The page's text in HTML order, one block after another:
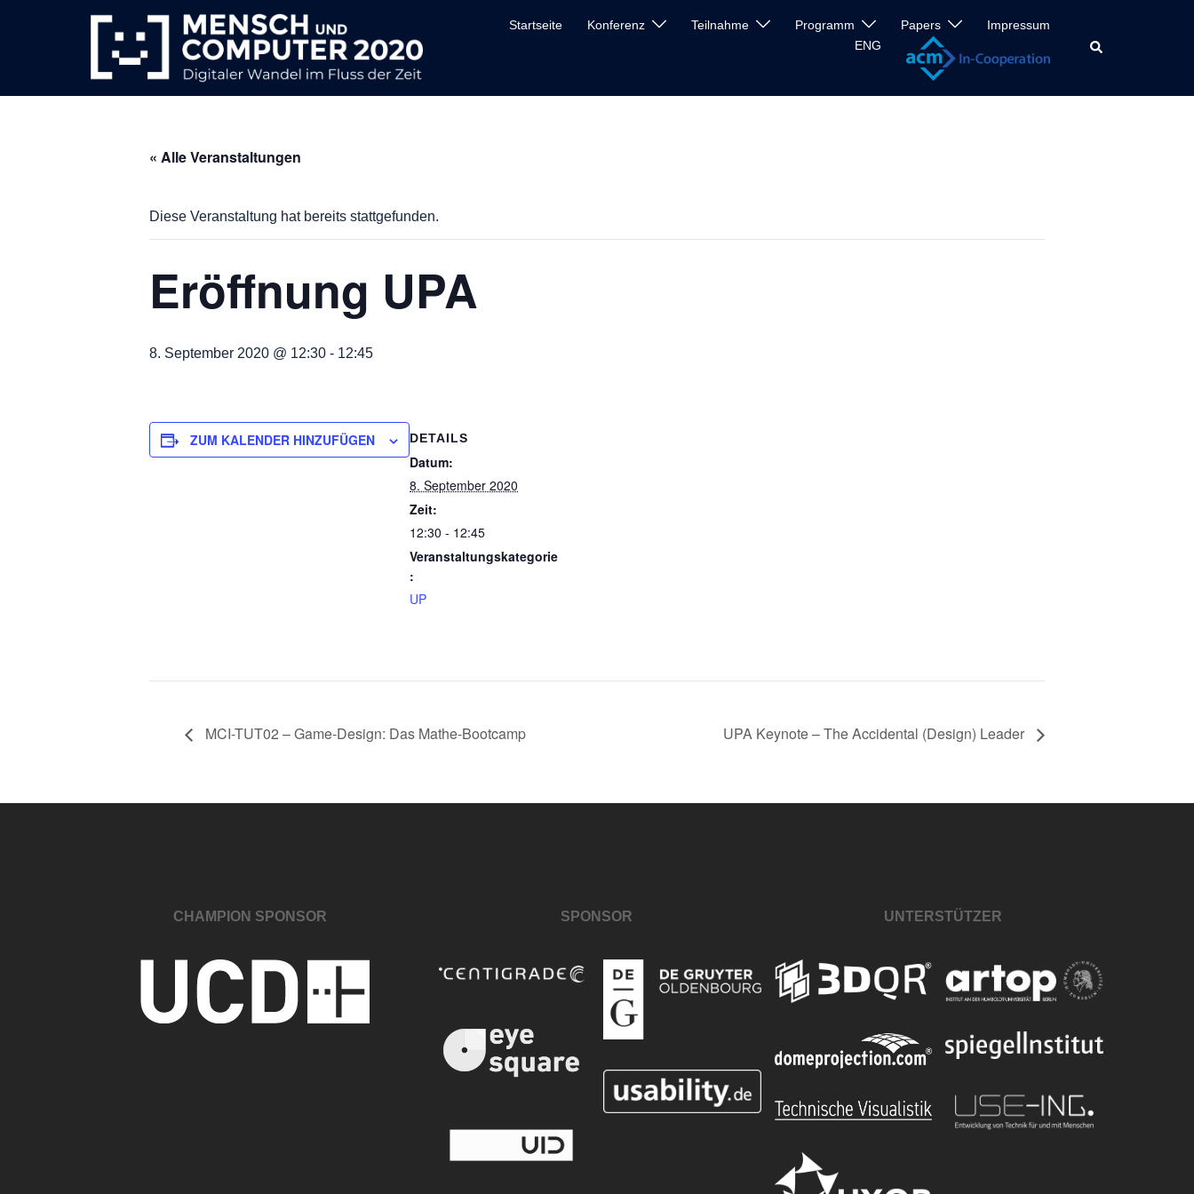
Startseite Konferenz Teilnahme Programm Papers
Impressum
ENG
Search
« Alle Veranstaltungen
Diese Veranstaltung hat bereits stattgefunden.
Eröffnung UPA
8. September 2020 @ 12:30 - 12:45
ZUM KALENDER HINZUFÜGEN DETAILS
Datum:
8. September 2020
Zeit:
12:30 - 12:45
Veranstaltungskategorie
:
UP
MCI-TUT02 – Game-Design: Das Mathe-Bootcamp UPA Keynote – The Accidental (Design) Leader
CHAMPION SPONSOR SPONSOR UNTERSTÜTZER